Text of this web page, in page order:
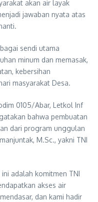
akan air layak
jawaban nyata atas
sendi utama
minum dan memasak,
kebersihan
masyarakat Desa.
0105/Abar, Letkol Inf
bahwa pembuatan
dari program unggulan
M.Sc., yakni TNI
adalah komitmen TNI
akses air
dan kami hadir